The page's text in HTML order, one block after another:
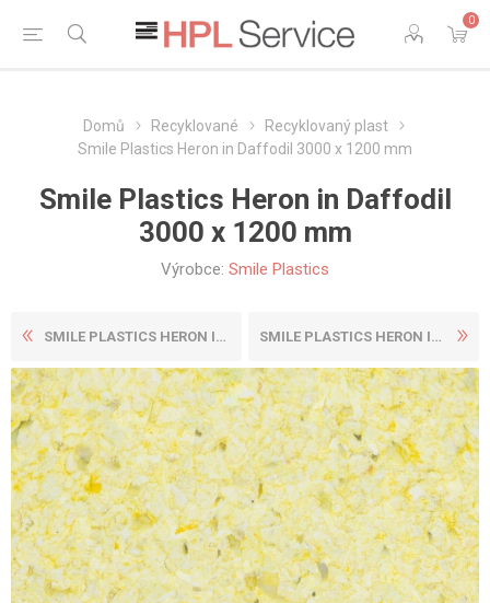
0
Domů Recyklované
Recyklovaný plast
Smile Plastics Heron in Daffodil 3000 x 1200 mm
Smile Plastics Heron in Daffodil
3000 x 1200 mm
Výrobce: Smile Plastics
SMILE PLASTICS HERON IN COR... SMILE PLASTICS HERON IN DOV...